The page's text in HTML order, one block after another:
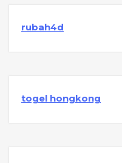
rubah4d
togel hongkong